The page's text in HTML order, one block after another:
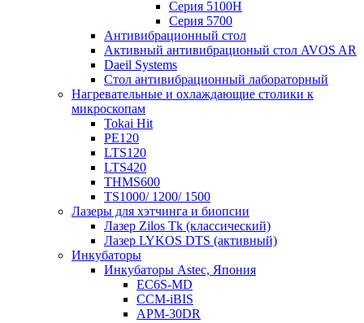
Серия 5100H
Серия 5700
Антивибрационный стол
Активный антивибрационый стол AVOS AR
Daeil Systems
Стол антивибрационный лабораторный
Нагревательные и охлаждающие столики к
микроскопам
Tokai Hit
PE120
LTS120
LTS420
THMS600
TS1000/ 1200/ 1500
Лазеры для хэтчинга и биопсии
Лазер Zilos Tk (классический)
Лазер LYKOS DTS (активный)
Инкубаторы
Инкубаторы Astec, Япония
EC6S-MD
CCM-iBIS
APM-30DR